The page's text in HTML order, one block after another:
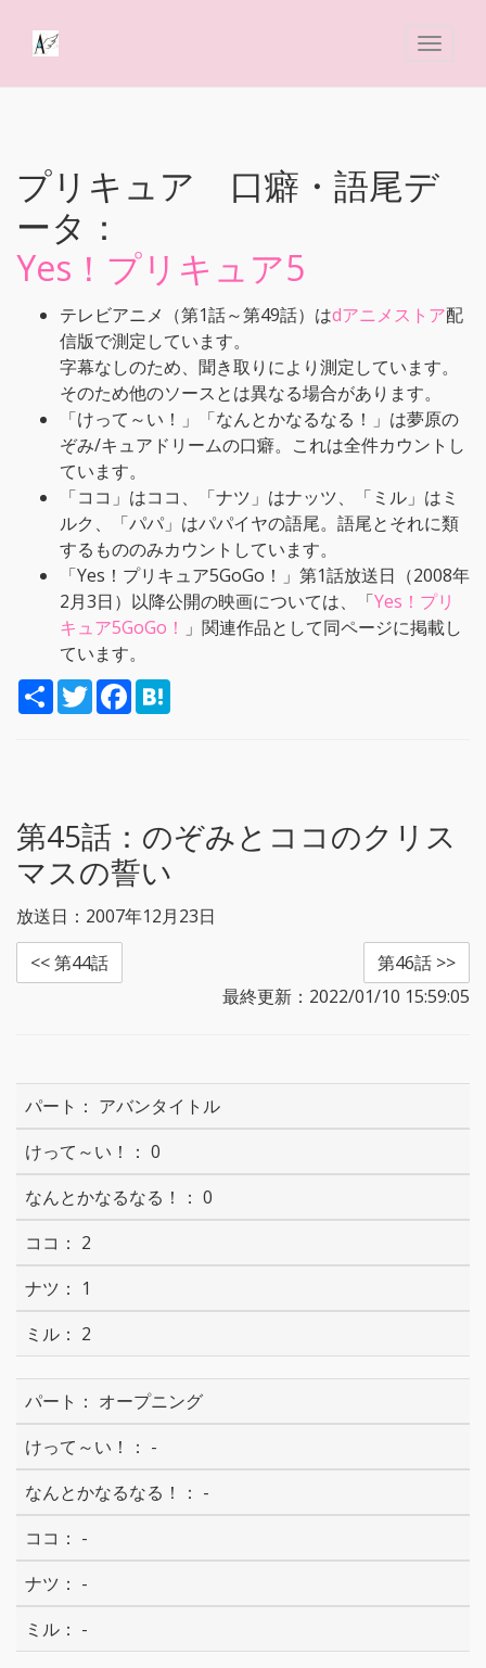
プリキュア 口癖・語尾デ
ータ：
Yes！プリキュア5
テレビアニメ（第1話～第49話）はdアニメストア配
信版で測定しています。
字幕なしのため、聞き取りにより測定しています。
そのため他のソースとは異なる場合があります。
「けって～い！」「なんとかなるなる！」は夢原の
ぞみ/キュアドリームの口癖。これは全件カウントし
ています。
「ココ」はココ、「ナツ」はナッツ、「ミル」はミ
ルク、「パパ」はパパイヤの語尾。語尾とそれに類
するもののみカウントしています。
「Yes！プリキュア5GoGo！」第1話放送日（2008年
2月3日）以降公開の映画については、「Yes！プリ
キュア5GoGo！ 」関連作品として同ページに掲載し
ています。
S
h
T
w
F
a
第45話： のぞみとココのクリス
マスの誓い
放送日：2007年12月23日
<< 第44話
第46話 >>
最終更新：2022/01/10 15:59:05
アバンタイトル
0
0
2
1
2
オープニング
-
-
-
-
-